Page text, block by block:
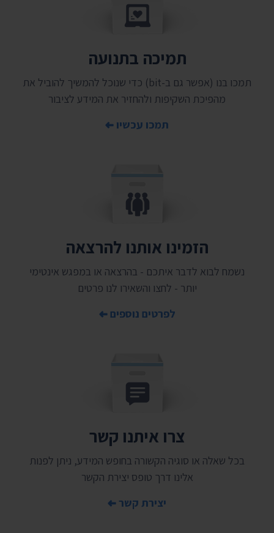
תמיכה בתנועה
תמכו בנו (אפשר גם ב-bit) כדי שנוכל להמשיך להוביל את
מהפיכת השקיפות ולהחזיר את המידע לציבור
תמכו עכשיו
הזמינו אותנו להרצאה
נשמח לבוא לדבר איתכם - בהרצאה או במפגש אינטימי
יותר - לחצו והשאירו לנו פרטים
לפרטים נוספים
צרו איתנו קשר
בכל שאלה או סוגיה הקשורה בחופש המידע, ניתן לפנות
אלינו דרך טופס יצירת הקשר
יצירת קשר